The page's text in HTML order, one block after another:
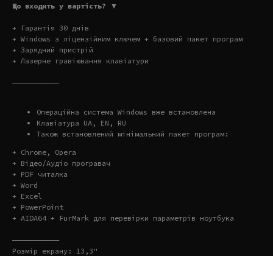
Що входить у вартість? ▼
+ Гарантія 30 днів
+ Windows з ліцензійним ключем + базовий пакет програм
+ Зарядний пристрій
+ Лазерне гравіювання клавіатури
———————————
Операційна система Windows вже встановлена
Клавіатура UA, EN, RU
Також встановлений мінімальний пакет програм:
+ Chrome, Opera
+ Відео/Аудіо програвач
+ PDF читалка
+ Word
+ Excel
+ PowerPoint
+ AIDA64 + FurMark для перевірки параметрів ноутбука
———————————
Розмір екрану: 13,3"